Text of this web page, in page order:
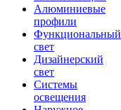
Алюминиевые
профили
Функциональный
свет
Дизайнерский
свет
Системы
освещения